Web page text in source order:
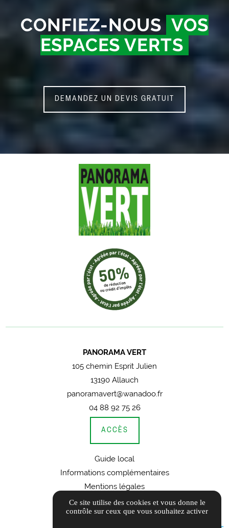
CONFIEZ-NOUS VOS
ESPACES VERTS
DEMANDEZ UN DEVIS GRATUIT
PANORAMA VERT
105 chemin Esprit Julien
13190 Allauch
panoramavert@wanadoo.fr
04 88 92 75 26
ACCÈS
Guide local
Informations complémentaires
Mentions légales
Politique de confidentialité
Gestion des cookies
Ce site utilise des cookies et vous donne le
contrôle sur ceux que vous souhaitez activer